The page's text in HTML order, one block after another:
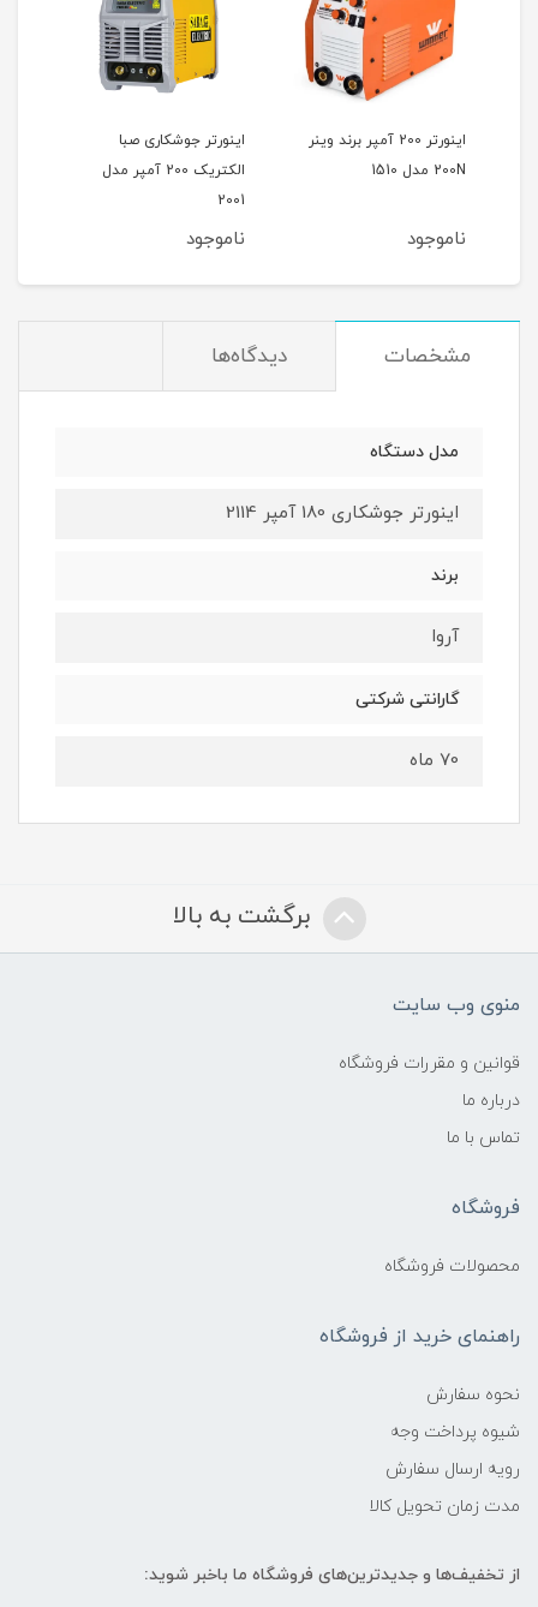
اینورتر 200 آمپر برند وینر
200N مدل 1510
ناموجود
اینورتر جوشکاری صبا
الکتریک 200 آمپر مدل
2001
ناموجود
مشخصات دیدگاه‌ها
مدل دستگاه
اینورتر جوشکاری 180 آمپر 2114
برند
آروا
گارانتی شرکتی
70 ماه
برگشت به بالا
منوی وب سایت
قوانین و مقررات فروشگاه
درباره ما
تماس با ما
فروشگاه
محصولات فروشگاه
راهنمای خرید از فروشگاه
نحوه سفارش
شیوه پرداخت وجه
رویه ارسال سفارش
مدت زمان تحویل کالا
از تخفیف‌ها و جدیدترین‌های فروشگاه ما باخبر شوید: